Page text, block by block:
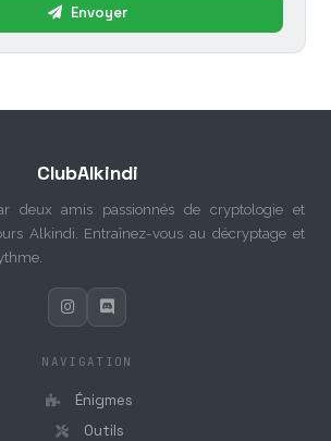
Envoyer
ClubAlkindi
deux amis passionnés de cryptologie et
Alkindi. Entraînez-vous au décryptage et
NAVIGATION
Énigmes
Outils